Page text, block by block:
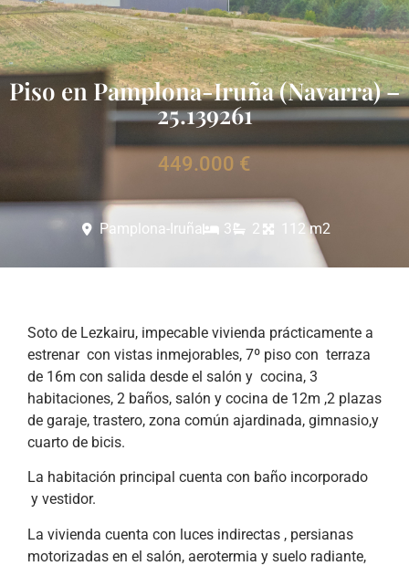
Piso en Pamplona-Iruña (Navarra) –
25.139261
449.000 €
Pamplona-Iruña 3 2 112 m2
Soto de Lezkairu, impecable vivienda prácticamente a
estrenar con vistas inmejorables, 7º piso con terraza
de 16m con salida desde el salón y cocina, 3
habitaciones, 2 baños, salón y cocina de 12m ,2 plazas
de garaje, trastero, zona común ajardinada, gimnasio,y
cuarto de bicis.
La habitación principal cuenta con baño incorporado
y vestidor.
La vivienda cuenta con luces indirectas , persianas
motorizadas en el salón, aerotermia y suelo radiante,